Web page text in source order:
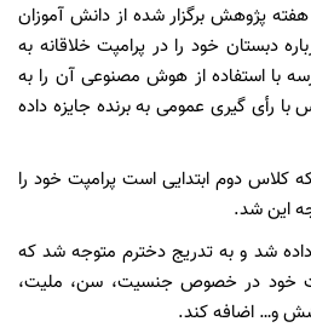
پژوهش برگزار شده از دانش آموزان
دبستان خود را در پرامپت خلاقانه به
با استفاده از هوش مصنوعی آن را به
رأی گیری عمومی به برنده جایزه داده
دوم ابتدایی است پرامپت خود را
شد و به تدریج دخترم متوجه شد که
خود در خصوص جنسیت، سن، ملیت،
و… اضافه کند.